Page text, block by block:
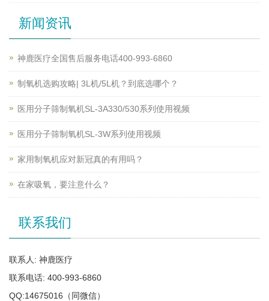
新闻资讯
神鹿医疗全国售后服务电话400-993-6860
制氧机选购攻略| 3L机/5L机？到底选哪个？
医用分子筛制氧机SL-3A330/530系列使用视频
医用分子筛制氧机SL-3W系列使用视频
家用制氧机应对新冠真的有用吗？
在家吸氧，要注意什么？
联系我们
联系人: 神鹿医疗
联系电话: 400-993-6860
QQ:14675016（同微信）